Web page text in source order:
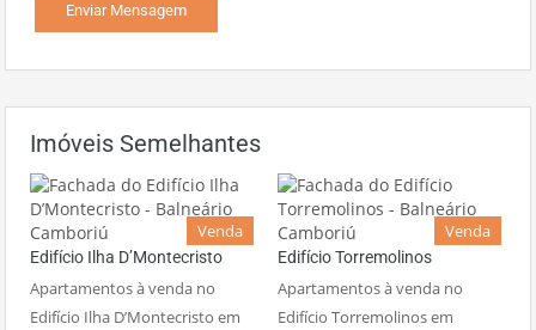
Imóveis Semelhantes
Venda
Edifício Ilha D’Montecristo
Apartamentos à venda no
Edifício Ilha D’Montecristo em
Venda
Edifício Torremolinos
Apartamentos à venda no
Edifício Torremolinos em